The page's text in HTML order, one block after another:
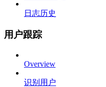
日志历史
用户跟踪
Overview
识别用户